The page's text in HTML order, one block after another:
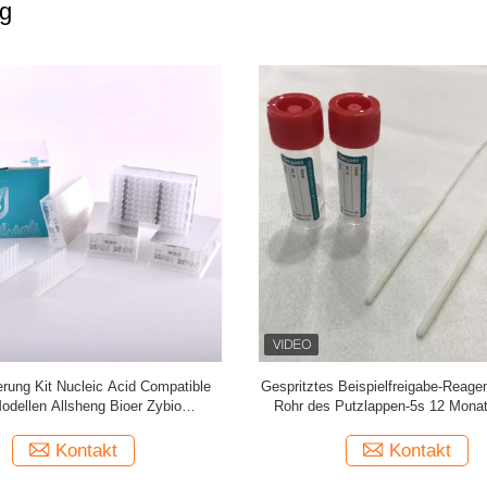
Ausrüstungs-sterile Urin-
Rohre medizinisches
Kontakt
FDA Nukleinsäure-Extraktions-
Covid-19 RNS Isolierung Kit
Kontakt